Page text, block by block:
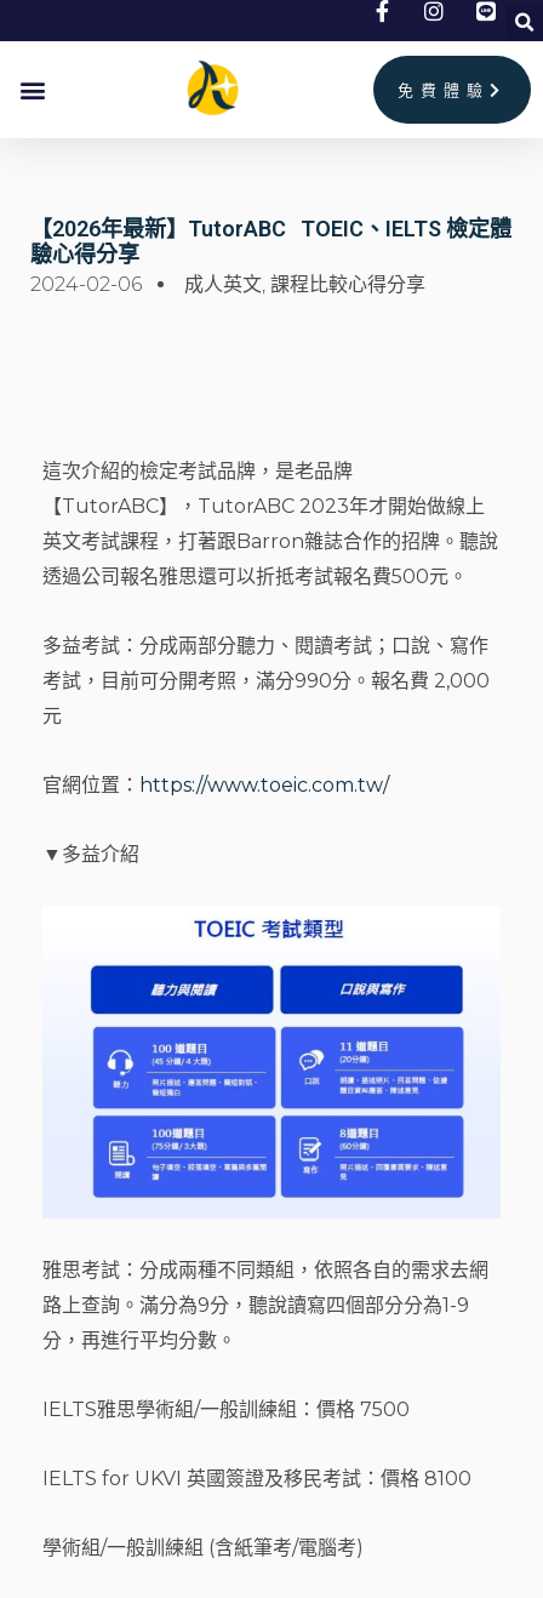
免費體驗
【2026年最新】TutorABC TOEIC、IELTS 檢定體
驗心得分享
2024-02-06 成人英文, 課程比較心得分享
這次介紹的檢定考試品牌，是老品牌
【TutorABC】，TutorABC 2023年才開始做線上
英文考試課程，打著跟Barron雜誌合作的招牌。聽說
透過公司報名雅思還可以折抵考試報名費500元。
多益考試：分成兩部分聽力、閱讀考試；口說、寫作
考試，目前可分開考照，滿分990分。報名費 2,000
元
官網位置： https://www.toeic.com.tw/
▼多益介紹
雅思考試：分成兩種不同類組，依照各自的需求去網
路上查詢。滿分為9分，聽說讀寫四個部分分為1-9
分，再進行平均分數。
IELTS雅思學術組/一般訓練組：價格 7500
IELTS for UKVI 英國簽證及移民考試：價格 8100
學術組/一般訓練組 (含紙筆考/電腦考)